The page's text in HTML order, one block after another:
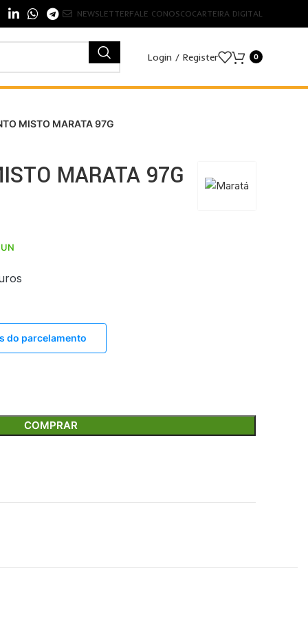
NEWSLETTERFALE CONOSCOCARTEIRA DIGITAL
Login / Register 0
MISTO MARATA 97G
MARATA 97G
do parcelamento
COMPRAR